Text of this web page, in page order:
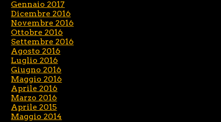
Gennaio 2017
Dicembre 2016
Novembre 2016
Ottobre 2016
Settembre 2016
Agosto 2016
Luglio 2016
Giugno 2016
Maggio 2016
Aprile 2016
Marzo 2016
Aprile 2015
Maggio 2014